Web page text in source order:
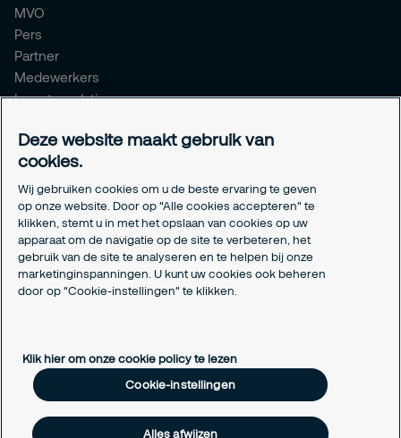
MVO
Pers
Partner
Medewerkers
Investor relations
Certificeringen
Aanmeldformulieren installatiepartners
Juridisch
Privacyverklaring
Algemene voorwaarden
Responsible disclosure
Cookie-instellingen
Deze website maakt gebruik van
cookies.
Wij gebruiken cookies om u de beste ervaring te geven
op onze website. Door op "Alle cookies accepteren" te
klikken, stemt u in met het opslaan van cookies op uw
apparaat om de navigatie op de site te verbeteren, het
gebruik van de site te analyseren en te helpen bij onze
marketinginspanningen. U kunt uw cookies ook beheren
door op "Cookie-instellingen" te klikken.
Klik hier om onze cookie policy te lezen
Cookie-instellingen
Alles afwijzen